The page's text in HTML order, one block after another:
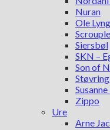
Nuran
Ole
Siersbøl
SKN –
Son of
Zippo
Ure
Arne